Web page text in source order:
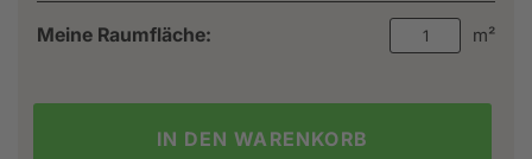
Meine Raumfläche: m²
IN DEN WARENKORB